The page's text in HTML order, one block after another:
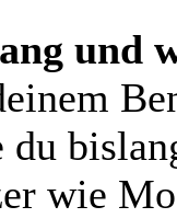
und
wie